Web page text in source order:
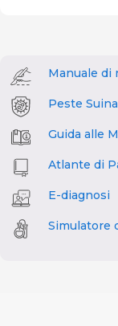
Manuale di
Peste
Guida alle
Atlante di
E-diagnosi
Simulatore